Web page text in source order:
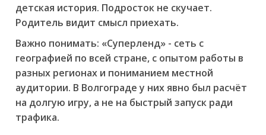
детская история. Подросток не скучает.
Родитель видит смысл приехать.
Важно понимать: «Суперленд» - сеть с
географией по всей стране, с опытом работы в
разных регионах и пониманием местной
аудитории. В Волгограде у них явно был расчёт
на долгую игру, а не на быстрый запуск ради
трафика.